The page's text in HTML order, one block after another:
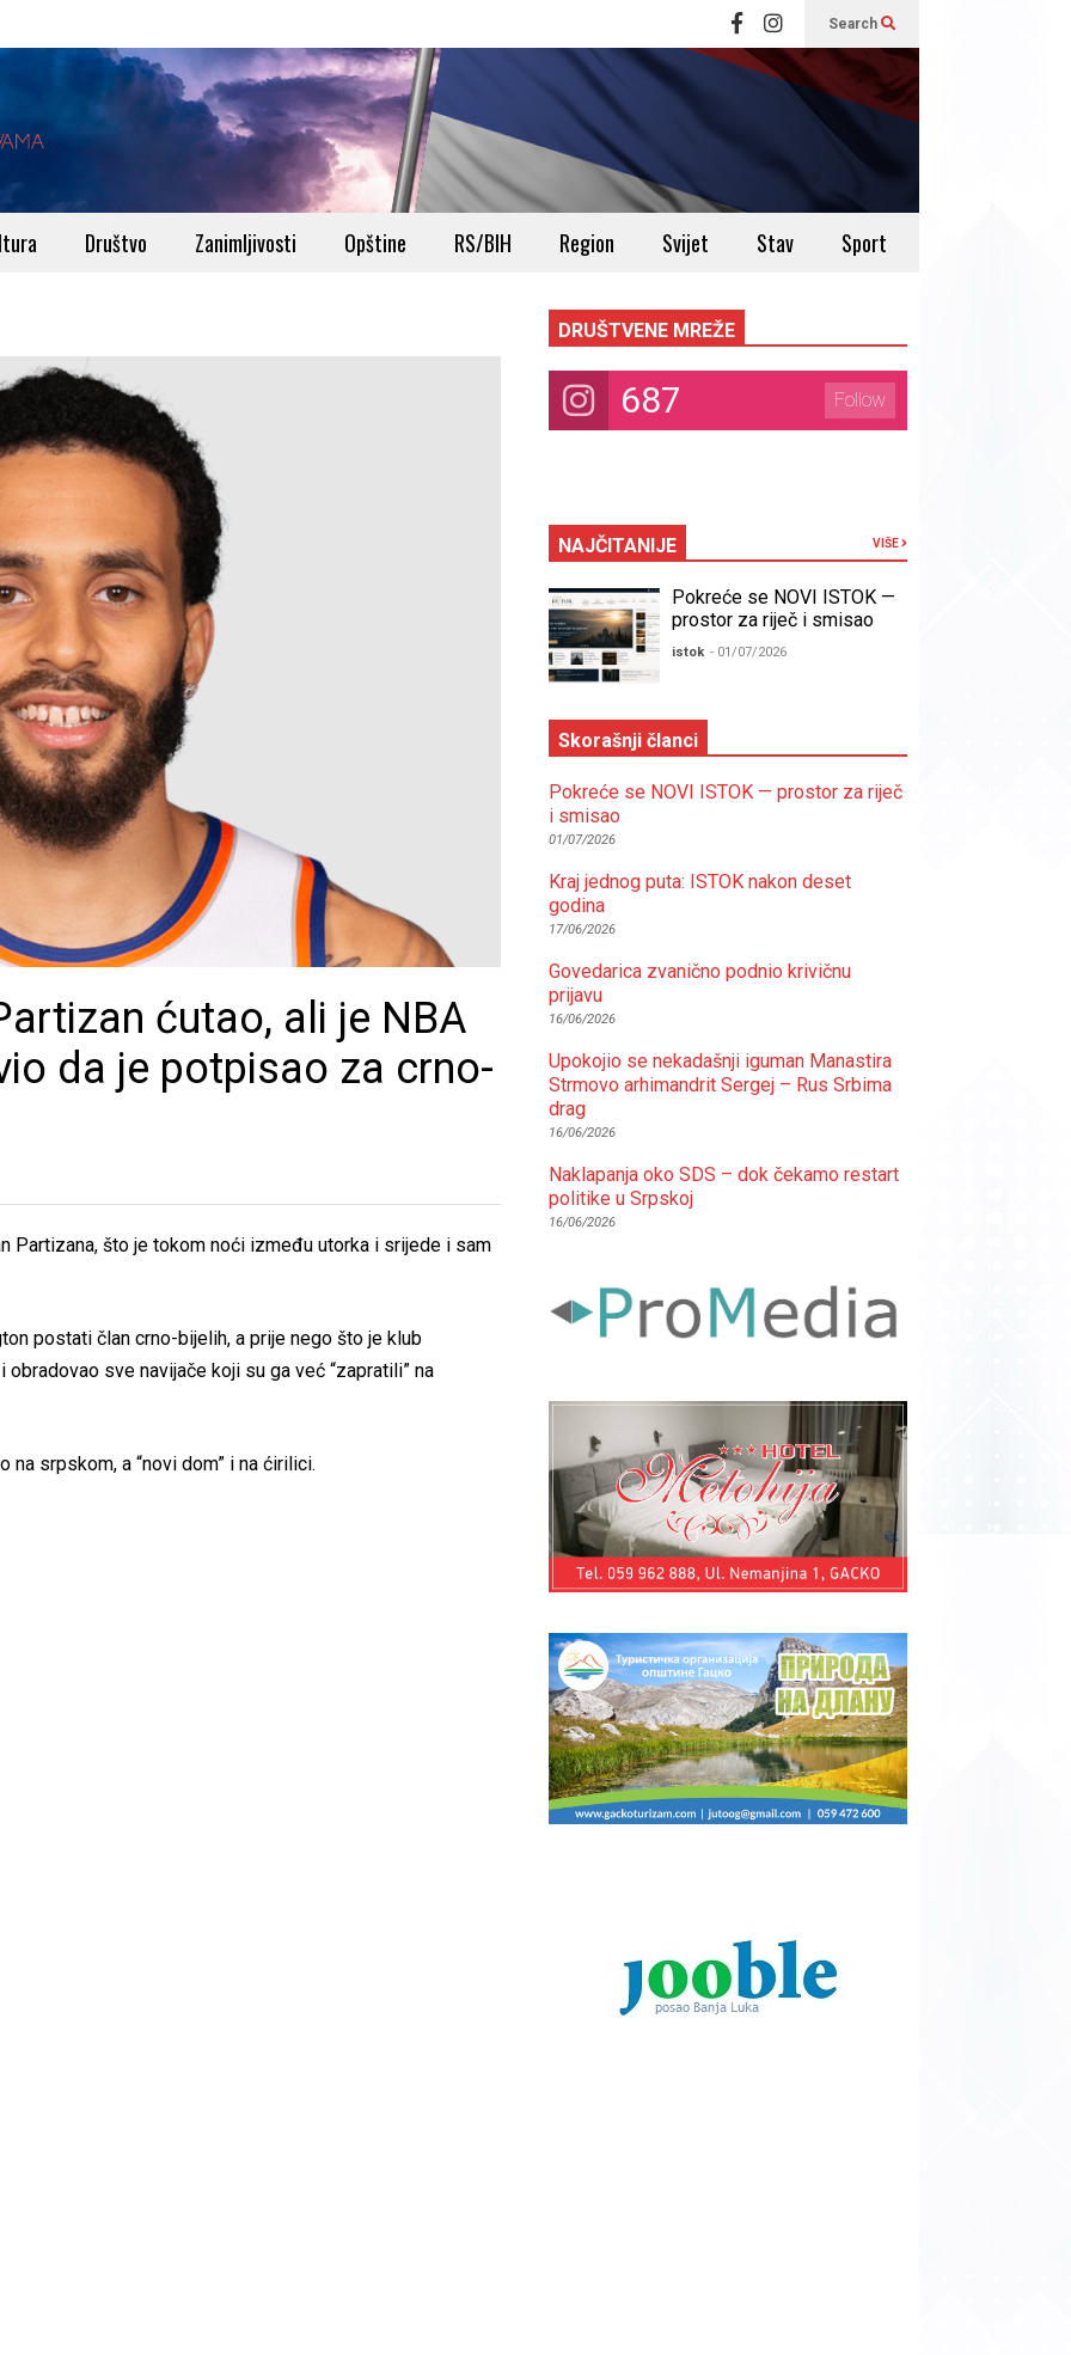
Search
Društvo Zanimljivosti Opštine RS/BIH Region Svijet Stav Sport
ćutao, ali je NBA
da je potpisao za crno-
Partizana, što je tokom noći između utorka i srijede i sam
postati član crno-bijelih, a prije nego što je klub
sve navijače koji su ga već “zapratili” na
srpskom, a “novi dom” i na ćirilici.
DRUŠTVENE MREŽE
687 Follow
NAJČITANIJE VIŠE
Pokreće se NOVI ISTOK —
prostor za riječ i smisao
istok - 01/07/2026
Skorašnji članci
Pokreće se NOVI ISTOK — prostor za riječ
i smisao
01/07/2026
Kraj jednog puta: ISTOK nakon deset
godina
17/06/2026
Govedarica zvanično podnio krivičnu
prijavu
16/06/2026
Upokojio se nekadašnji iguman Manastira
Strmovo arhimandrit Sergej – Rus Srbima
drag
16/06/2026
Naklapanja oko SDS – dok čekamo restart
politike u Srpskoj
16/06/2026